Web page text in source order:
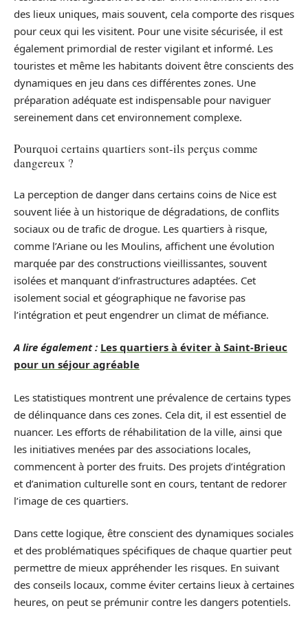
des lieux uniques, mais souvent, cela comporte des risques
pour ceux qui les visitent. Pour une visite sécurisée, il est
également primordial de rester vigilant et informé. Les
touristes et même les habitants doivent être conscients des
dynamiques en jeu dans ces différentes zones. Une
préparation adéquate est indispensable pour naviguer
sereinement dans cet environnement complexe.
Pourquoi certains quartiers sont-ils perçus comme
dangereux ?
La perception de danger dans certains coins de Nice est
souvent liée à un historique de dégradations, de conflits
sociaux ou de trafic de drogue. Les quartiers à risque,
comme l’Ariane ou les Moulins, affichent une évolution
marquée par des constructions vieillissantes, souvent
isolées et manquant d’infrastructures adaptées. Cet
isolement social et géographique ne favorise pas
l’intégration et peut engendrer un climat de méfiance.
A lire également : Les quartiers à éviter à Saint-Brieuc
pour un séjour agréable
Les statistiques montrent une prévalence de certains types
de délinquance dans ces zones. Cela dit, il est essentiel de
nuancer. Les efforts de réhabilitation de la ville, ainsi que
les initiatives menées par des associations locales,
commencent à porter des fruits. Des projets d’intégration
et d’animation culturelle sont en cours, tentant de redorer
l’image de ces quartiers.
Dans cette logique, être conscient des dynamiques sociales
et des problématiques spécifiques de chaque quartier peut
permettre de mieux appréhender les risques. En suivant
des conseils locaux, comme éviter certains lieux à certaines
heures, on peut se prémunir contre les dangers potentiels.